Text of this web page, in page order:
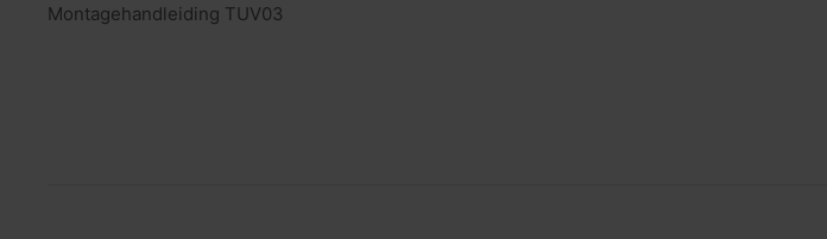
Montagehandleiding TUV03